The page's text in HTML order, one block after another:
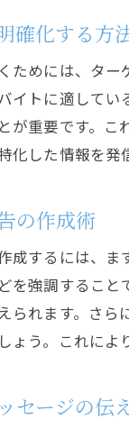
確化する方
ためには、タ
イトに適して
が重要です。
化した情報を発
の作成術
成するには、ま
を強調するこ
られます。さ
ょう。これによ
セージの伝